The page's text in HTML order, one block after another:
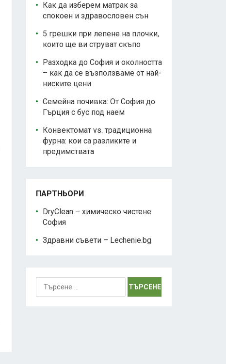
Как да изберем матрак за
спокоен и здравословен сън
5 грешки при лепене на плочки,
които ще ви струват скъпо
Разходка до София и околността
– как да се възползваме от най-
ниските цени
Семейна почивка: От София до
Гърция с бус под наем
Конвектомат vs. традиционна
фурна: кои са разликите и
предимствата
ПАРТНЬОРИ
DryClean – химическо чистене
София
Здравни съвети – Lechenie.bg
Търсене